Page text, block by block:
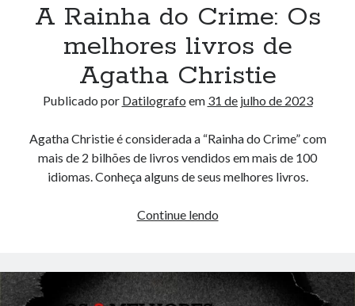
A Rainha do Crime: Os
melhores livros de
Agatha Christie
Publicado por Datilografo em 31 de julho de 2023
Agatha Christie é considerada a “Rainha do Crime” com
mais de 2 bilhões de livros vendidos em mais de 100
idiomas. Conheça alguns de seus melhores livros.
Continue lendoA
Crime:
Os